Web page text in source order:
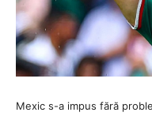
Mexic s-a impus fără